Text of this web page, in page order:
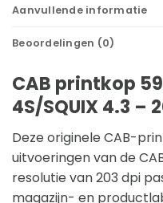
Aanvullende informatie
Beoordelingen (0)
CAB printkop
4S/SQUIX 4.3 –
Deze originele CAB-
uitvoeringen van de
resolutie van 203 dpi
magazijn- en